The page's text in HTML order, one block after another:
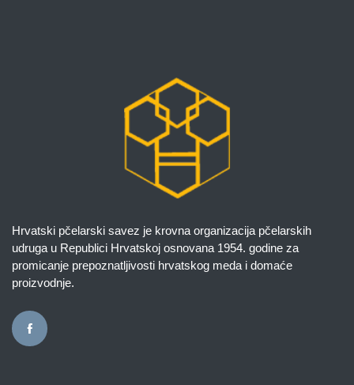
Hrvatski pčelarski savez je krovna organizacija pčelarskih
udruga u Republici Hrvatskoj osnovana 1954. godine za
promicanje prepoznatljivosti hrvatskog meda i domaće
proizvodnje.